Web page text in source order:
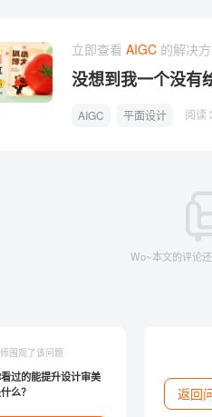
立即查看 AIGC 的解决
没想到我一个没有
AIGC 平面设计 阅读
Wo~本文的评论
围观了该问题
过的能提升设计审美
么？
返回